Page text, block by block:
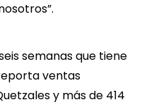
semanas que tiene
ventas
y más de 414